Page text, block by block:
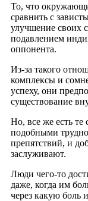
То, что
сравнить с
улучшение своих
подавлением
оппонента.
Из-за такого
комплексы и
успеху, они
существование
Но, все же есть те
подобными
препятствий, и
заслуживают.
Люди чего-то
даже, когда им
через какую боль